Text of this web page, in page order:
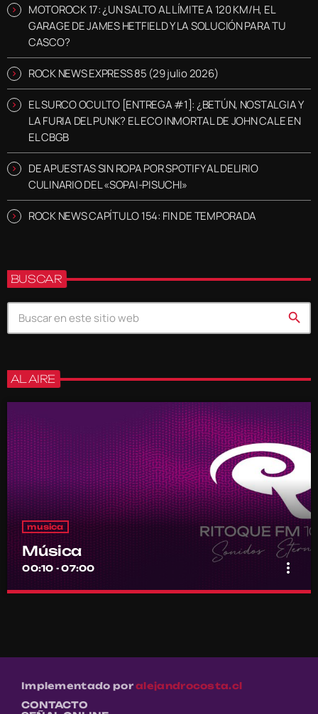
MOTOROCK 17: ¿UN SALTO AL LÍMITE A 120 KM/H, EL
GARAGE DE JAMES HETFIELD Y LA SOLUCIÓN PARA TU
CASCO?
ROCK NEWS EXPRESS 85 (29 julio 2026)
EL SURCO OCULTO [ENTREGA #1]: ¿BETÚN, NOSTALGIA Y
LA FURIA DEL PUNK? EL ECO INMORTAL DE JOHN CALE EN
EL CBGB
DE APUESTAS SIN ROPA POR SPOTIFY AL DELIRIO
CULINARIO DEL «SOPAI-PISUCHI»
ROCK NEWS CAPÍTULO 154: FIN DE TEMPORADA
BUSCAR
search
AL AIRE
musica
Música
00:10 - 07:00 more_vert
Música
Implementado poralejandrocosta.cl
CONTACTO